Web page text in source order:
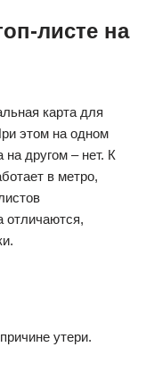
листе на
карта для
этом на одном
на другом – нет. К
в метро,
отличаются,
утери.